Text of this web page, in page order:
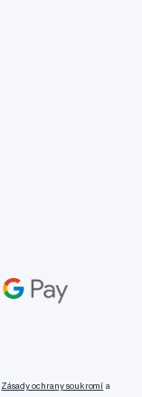
Zásady ochrany soukromí a